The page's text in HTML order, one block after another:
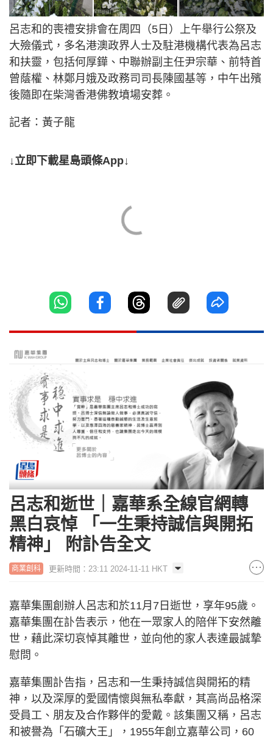
呂志和的喪禮安排會在周四（5日）上午舉行公祭及
大殮儀式，多名港澳政界人士及駐港機構代表為呂志
和扶靈，包括何厚鏵、中聯辦副主任尹宗華、前特首
曾蔭權、林鄭月娥及政務司司長陳國基等，中午出殯
後隨即在柴灣香港佛教墳場安葬。
記者：黃子龍
↓立即下載星島頭條App↓
呂志和逝世｜嘉華系全線官網轉
黑白哀悼 「一生秉持誠信與開拓
精神」 附訃告全文
商業創科 更新時間：23:11 2024-11-11 HKT
嘉華集團創辦人呂志和於11月7日逝世，享年95歲。
嘉華集團在訃告表示，他在一眾家人的陪伴下安然離
世，藉此深切哀悼其離世，並向他的家人表達最誠摯
慰問。
嘉華集團訃告指，呂志和一生秉持誠信與開拓的精
神，以及深厚的愛國情懷與無私奉獻，其高尚品格深
受員工、朋友及合作夥伴的愛戴。該集團又稱，呂志
和被譽為「石礦大王」，1955年創立嘉華公司，60